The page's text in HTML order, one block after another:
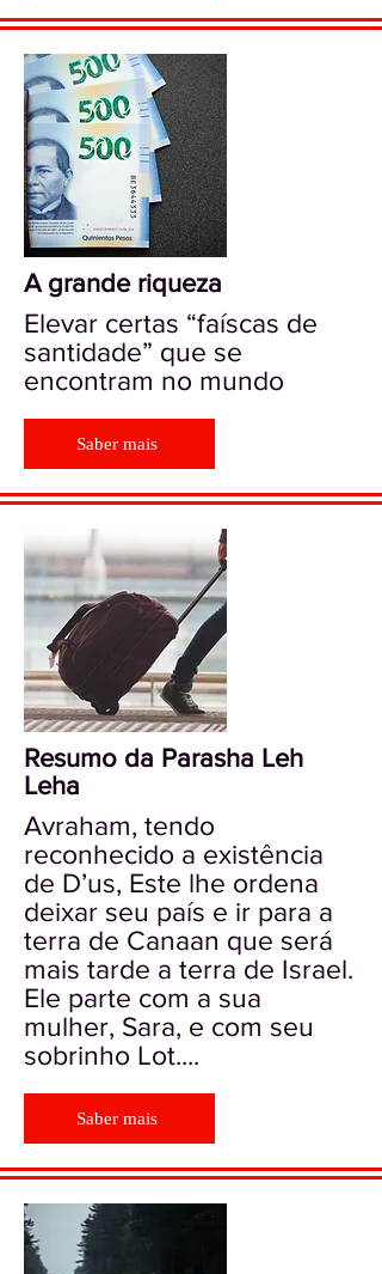
A grande riqueza
Elevar certas “faíscas de
santidade” que se
encontram no mundo
Saber mais
Resumo da Parasha Leh
Leha
Avraham, tendo
reconhecido a existência
de D’us, Este lhe ordena
deixar seu país e ir para a
terra de Canaan que será
mais tarde a terra de Israel.
Ele parte com a sua
mulher, Sara, e com seu
sobrinho Lot....
Saber mais